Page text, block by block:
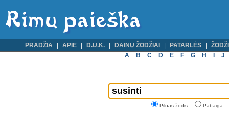
PRADŽIA APIE D.U.K. DAINŲ ŽODŽIAI PATARLĖS
A
B C D E F G H J
Pilnas žodis Pabaiga